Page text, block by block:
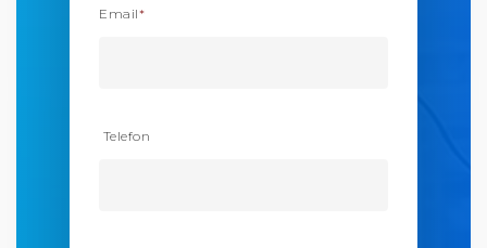
Email*
Telefon